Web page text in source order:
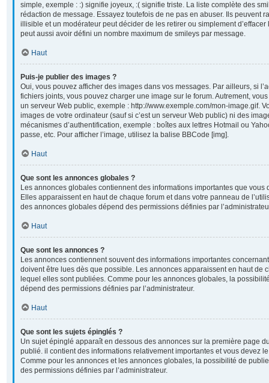
simple, exemple : :) signifie joyeux, :( signifie triste. La liste complète des
rédaction de message. Essayez toutefois de ne pas en abuser. Ils peuvent
illisible et un modérateur peut décider de les retirer ou simplement d’effacer
peut aussi avoir défini un nombre maximum de smileys par message.
Haut
Puis-je publier des images ?
Oui, vous pouvez afficher des images dans vos messages. Par ailleurs, si
fichiers joints, vous pouvez charger une image sur le forum. Autrement,
un serveur Web public, exemple : http://www.exemple.com/mon-image.gif.
images de votre ordinateur (sauf si c’est un serveur Web public) ni des
mécanismes d’authentification, exemple : boîtes aux lettres Hotmail ou
passe, etc. Pour afficher l’image, utilisez la balise BBCode [img].
Haut
Que sont les annonces globales ?
Les annonces globales contiennent des informations importantes que vous
Elles apparaissent en haut de chaque forum et dans votre panneau de
des annonces globales dépend des permissions définies par
Haut
Que sont les annonces ?
Les annonces contiennent souvent des informations importantes
doivent être lues dès que possible. Les annonces apparaissent en haut de
lequel elles sont publiées. Comme pour les annonces globales, la
dépend des permissions définies par l’administrateur.
Haut
Que sont les sujets épinglés ?
Un sujet épinglé apparaît en dessous des annonces sur la première page
publié. il contient des informations relativement importantes et vous devez
Comme pour les annonces et les annonces globales, la possibilité de
des permissions définies par l’administrateur.